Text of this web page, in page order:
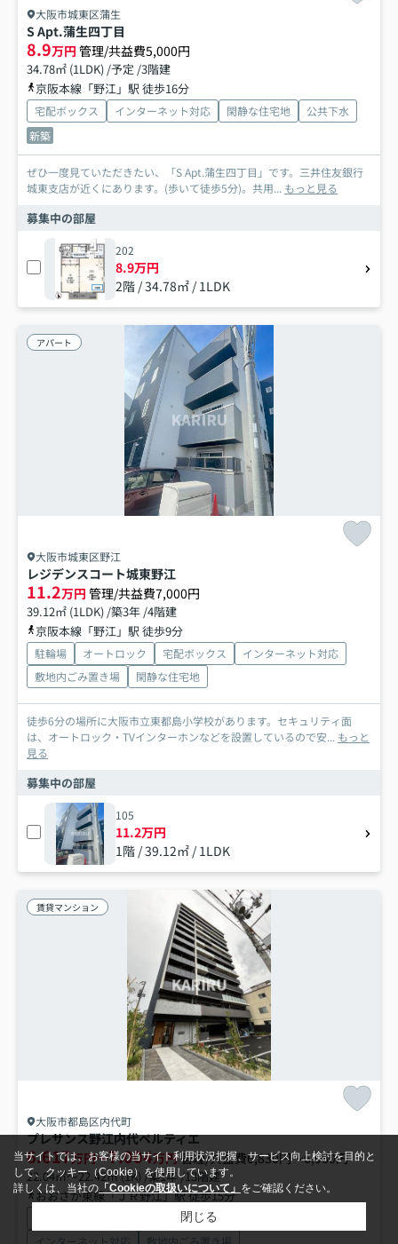
大阪市城東区蒲生
S Apt.蒲生四丁目
8.9万円 管理/共益費5,000円
34.78㎡ (1LDK) /予定 /3階建
京阪本線「野江」駅 徒歩16分
宅配ボックス インターネット対応 閑静な住宅地
公共下水
新築
ぜひ一度見ていただきたい、「S Apt.蒲生四丁目」です。三井住友銀行
城東支店が近くにあります。(歩いて徒歩5分)。共用... もっと見る
募集中の部屋
202
8.9万円
2階 / 34.78㎡ / 1LDK
アパート
大阪市城東区野江
レジデンスコート城東野江
11.2万円 管理/共益費7,000円
39.12㎡ (1LDK) /築3年 /4階建
京阪本線「野江」駅 徒歩9分
駐輪場 オートロック 宅配ボックス
インターネット対応
敷地内ごみ置き場
閑静な住宅地
徒歩6分の場所に大阪市立東都島小学校があります。セキュリティ面
は、オートロック・TVインターホンなどを設置しているので安... もっと
見る
募集中の部屋
105
11.2万円
1階 / 39.12㎡ / 1LDK
賃貸マンション
大阪市都島区内代町
プレサンス野江内代ペルティエ
6.617万円～7.004万円管理/共益費6,830円～6,960円
22.04㎡～22.42㎡ (1K) /築1年 /13階建
おおさか東線「ＪＲ野江」駅 徒歩15分
エレベーター
当サイトでは、お客様の当サイト利用状況把握、サービス向上検討を目的と
して、クッキー（Cookie）を使用しています。
詳しくは、当社の「Cookieの取扱いについて」 をご確認ください。
閉じる